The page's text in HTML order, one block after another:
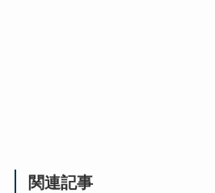
関連記事